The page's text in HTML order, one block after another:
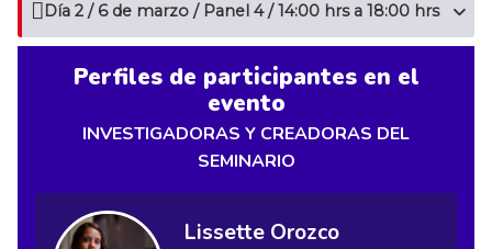
Día 2 / 6 de marzo / Panel 4 / 14:00 hrs a 18:00 hrs
Perfiles de participantes en el
evento
INVESTIGADORAS Y CREADORAS DEL
SEMINARIO
Lissette Orozco